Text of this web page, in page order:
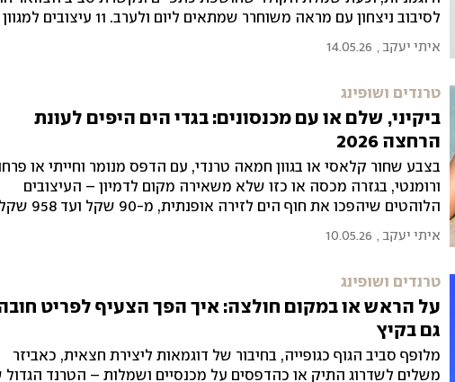
לסיבוב ניצחון עם מראה משוחרר שמתאים ליום ולערב. 11 עיצובים למגוון
איתי יעקב ,
14.05.26
טרנדים ושופינג
ביקיני, שלם או עם מכנסונים: בגדי הים היפים לעונת
הרחצה 2026
בצבע שחור קלאסי או בגוון חמאה טרנדי, עם הדפס מנומר וחייתי או
ורומנטי, בגזרה מכסה או כזו שלא משאירה מקום לדמיון – העיצובים
הלוהטים שיהפכו את חוף הים לזירה אופנתית, מ-90 שקל ועד 958 שקל
איתי יעקב ,
10.05.26
טרנדים ושופינג
על הראש או במקום חולצה: איך הפך הצעיף לפריט
גם בקיץ
מלופף סביב הגוף כגופייה, בחיבור של דוגמאות ליצירת חצאית, כאביזר
משלים לשדרוג התיק או כהדפסים על מכנסיים ושמלות – הטרנד הגדול